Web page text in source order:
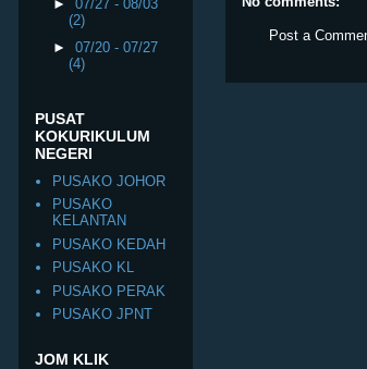
Post a
► 07/27 - 08/03
(2)
► 07/20 - 07/27
(4)
PUSAT
KOKURIKULUM
NEGERI
PUSAKO JOHOR
PUSAKO
KELANTAN
PUSAKO KEDAH
PUSAKO KL
PUSAKO PERAK
PUSAKO JPNT
JOM KLIK